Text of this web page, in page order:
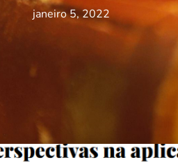
janeiro 5, 2022